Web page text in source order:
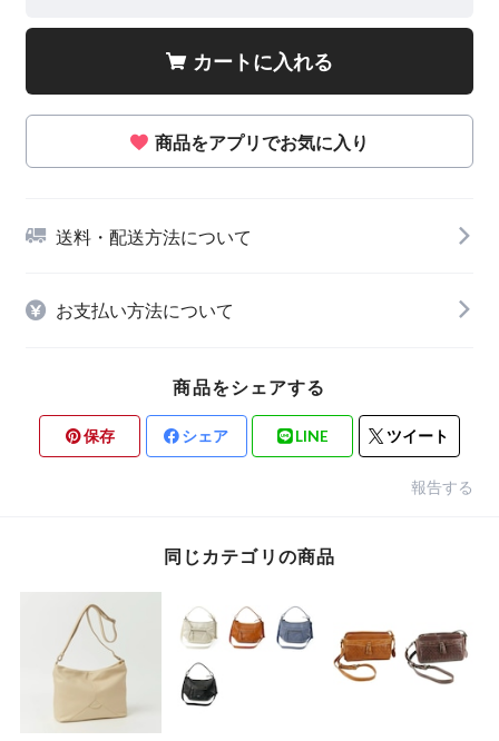
カートに入れる
商品をアプリでお気に入り
送料・配送方法について
お支払い方法について
商品をシェアする
保存 シェア LINE ツイート
報告する
同じカテゴリの商品